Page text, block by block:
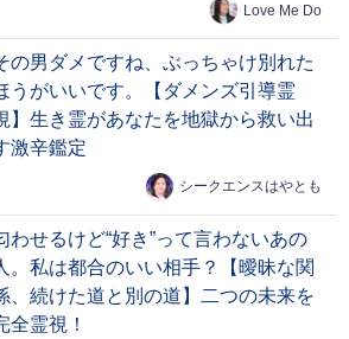
Love Me Do
の男ダメですね、ぶっちゃけ別れた
うがいいです。【ダメンズ引導霊
】生き霊があなたを地獄から救い出
激辛鑑定
シークエンスはやとも
わせるけど“好き”って言わないあの
。私は都合のいい相手？【曖昧な関
、続けた道と別の道】二つの未来を
全霊視！